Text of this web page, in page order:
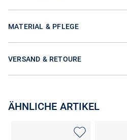
MATERIAL & PFLEGE
VERSAND & RETOURE
ÄHNLICHE ARTIKEL